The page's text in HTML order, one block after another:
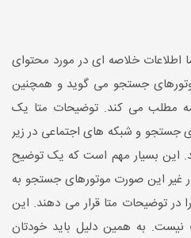
خلاصه ای در مورد محتوای
جستجو می گوید و همچنین
مطلب می کند. توضیحات متا یک
جستجو و شبکه های اجتماعی در زیر
این بسیار مهم است که یک توضیح
غیر این صورت موتورهای جستجو به
در توضیحات متا قرار می دهند. این
به همین دلیل باید خودتان